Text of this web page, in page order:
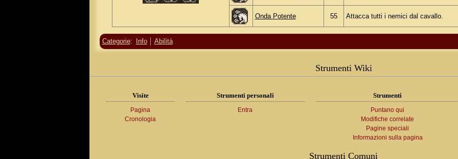
Onda Potente 55 Attacca tutti i nemici dal cavallo.
Categorie: Info Abilità
Strumenti Wiki
Visite
Pagina
Cronologia
Strumenti personali
Entra
Strumenti
Puntano qui
Modifiche correlate
Pagine speciali
Informazioni sulla pagina
Strumenti Comuni